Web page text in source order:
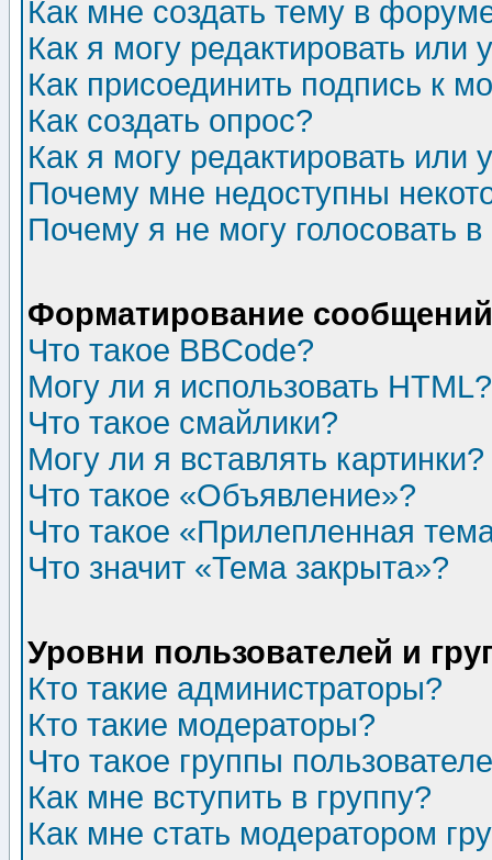
Как мне создать тему в
Как я могу редактировать или
Как присоединить подпись к
Как создать опрос?
Как я могу редактировать или
Почему мне недоступны
Почему я не могу голосовать
Форматирование
Что такое BBCode?
Могу ли я использовать HTML?
Что такое смайлики?
Могу ли я вставлять картинки?
Что такое «Объявление»?
Что такое «Прилепленная
Что значит «Тема закрыта»?
Уровни пользователей и
Кто такие администраторы?
Кто такие модераторы?
Что такое группы
Как мне вступить в группу?
Как мне стать модератором